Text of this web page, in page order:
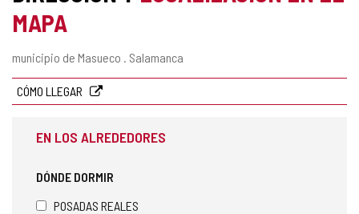
MAPA
Dirección
municipio de Masueco . Salamanca
CÓMO LLEGAR
EN LOS ALREDEDORES
DÓNDE DORMIR
POSADAS REALES